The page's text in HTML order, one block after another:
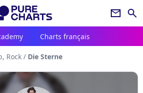
newsletter search
Charts français
Rock / Die Sterne